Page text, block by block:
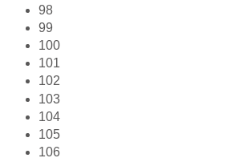
98
99
100
101
102
103
104
105
106